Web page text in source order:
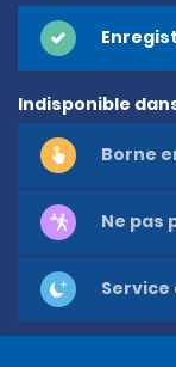
Indisponible
Borne
Ne pas